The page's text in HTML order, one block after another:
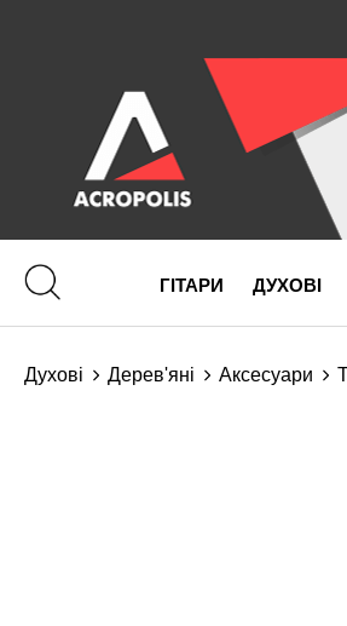
ГІТАРИ ДУХОВІ
Духові Дерев'яні Аксесуари